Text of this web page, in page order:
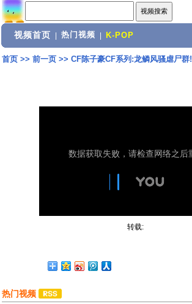
视频首页 热门视频 K-POP
首页>> 前一页>> CF陈子豪CF系列:龙鳞风骚虐尸群!
转载:
热门视频